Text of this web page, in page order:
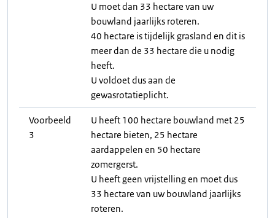
U moet dan 33 hectare van uw
bouwland jaarlijks roteren.
40 hectare is tijdelijk grasland en dit is
meer dan de 33 hectare die u nodig
heeft.
U voldoet dus aan de
gewasrotatieplicht.
Voorbeeld
3
U heeft 100 hectare bouwland met 25
hectare bieten, 25 hectare
aardappelen en 50 hectare
zomergerst.
U heeft geen vrijstelling en moet dus
33 hectare van uw bouwland jaarlijks
roteren.